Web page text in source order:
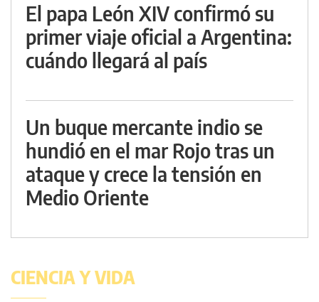
El papa León XIV confirmó su
primer viaje oficial a Argentina:
cuándo llegará al país
Un buque mercante indio se
hundió en el mar Rojo tras un
ataque y crece la tensión en
Medio Oriente
CIENCIA Y VIDA